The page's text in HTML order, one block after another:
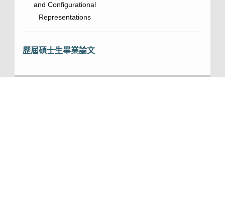
and Configurational
Representations
歷屆碩士生畢業論文